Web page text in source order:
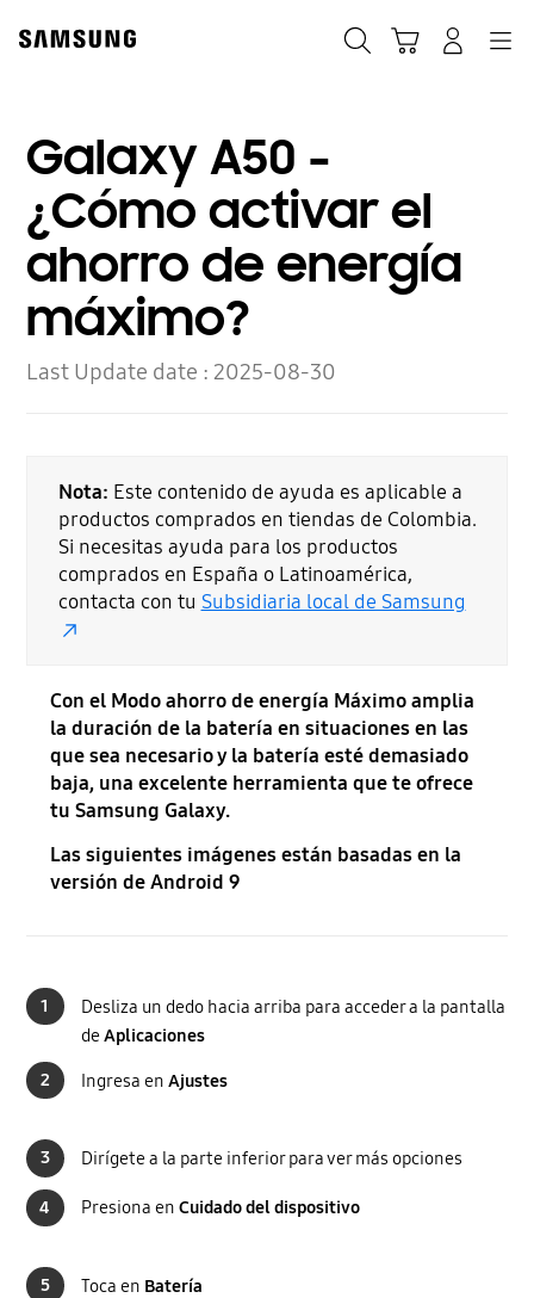
content
Galaxy A50 -
¿Cómo activar el
ahorro de energía
máximo?
Last Update date :2025-08-30
Nota: Este contenido de ayuda es aplicable a
productos comprados en tiendas de Colombia.
Si necesitas ayuda para los productos
comprados en España o Latinoamérica,
contacta con tu Subsidiaria local de Samsung
Con el Modo ahorro de energía Máximo amplia
la duración de la batería en situaciones en las
que sea necesario y la batería esté demasiado
baja, una excelente herramienta que te ofrece
tu Samsung Galaxy.
Las siguientes imágenes están basadas en la
versión de Android 9
1
Desliza un dedo hacia arriba para acceder a la pantalla
deAplicaciones
2 Ingresa enAjustes
3 Dirígete a la parte inferior para ver más opciones
4 Presiona enCuidado del dispositivo
5 Toca en Batería